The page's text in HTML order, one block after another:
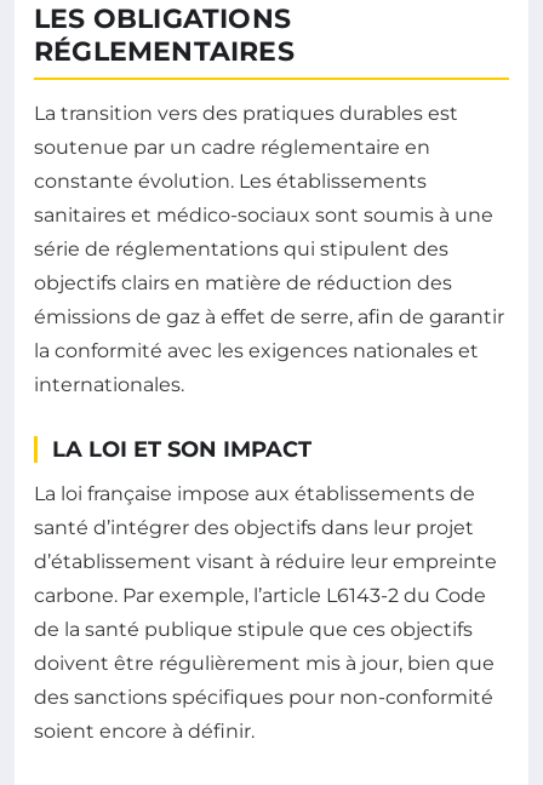
LES OBLIGATIONS
RÉGLEMENTAIRES
La transition vers des pratiques durables est
soutenue par un cadre réglementaire en
constante évolution. Les établissements
sanitaires et médico-sociaux sont soumis à une
série de réglementations qui stipulent des
objectifs clairs en matière de réduction des
émissions de gaz à effet de serre, afin de garantir
la conformité avec les exigences nationales et
internationales.
LA LOI ET SON IMPACT
La loi française impose aux établissements de
santé d’intégrer des objectifs dans leur projet
d’établissement visant à réduire leur empreinte
carbone. Par exemple, l’article L6143-2 du Code
de la santé publique stipule que ces objectifs
doivent être régulièrement mis à jour, bien que
des sanctions spécifiques pour non-conformité
soient encore à définir.